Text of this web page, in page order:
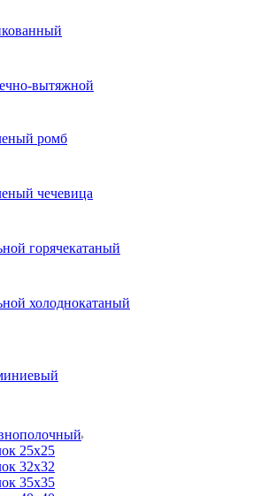
вытяжной
ромб
чечевица
горячекатаный
холоднокатаный
25x25
32x32
35x35